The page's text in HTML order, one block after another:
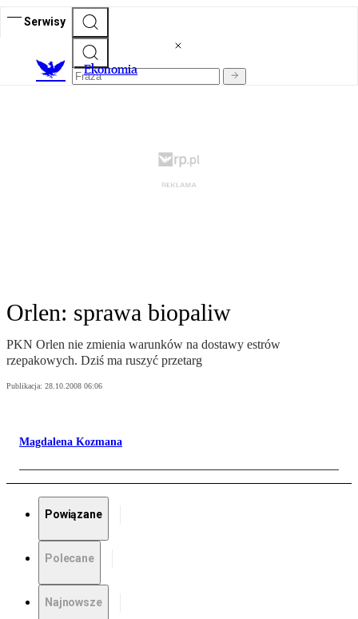
Serwisy
Ekonomia
Orlen: sprawa biopaliw
PKN Orlen nie zmienia warunków na dostawy estrów
rzepakowych. Dziś ma ruszyć przetarg
Publikacja: 28.10.2008 06:06
Magdalena Kozmana
Powiązane
Polecane
Najnowsze